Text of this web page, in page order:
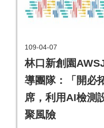
林口新創園
導團隊：「開必
席，利用AI檢測
聚風險
109-04-07